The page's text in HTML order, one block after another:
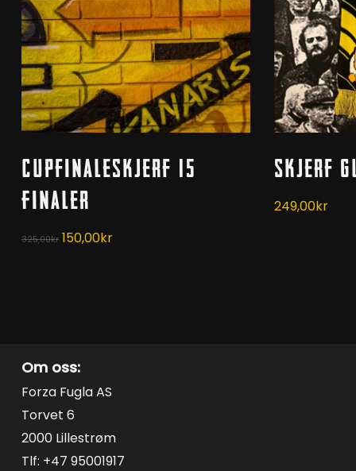
Cupfinaleskjerf 15
Finaler
325,00kr Opprinnelig
150,00krNåværende
Skjerf
249,00kr
Om oss:
Forza Fugla AS
Torvet 6
2000 Lillestrøm
Tlf: +47 95001917